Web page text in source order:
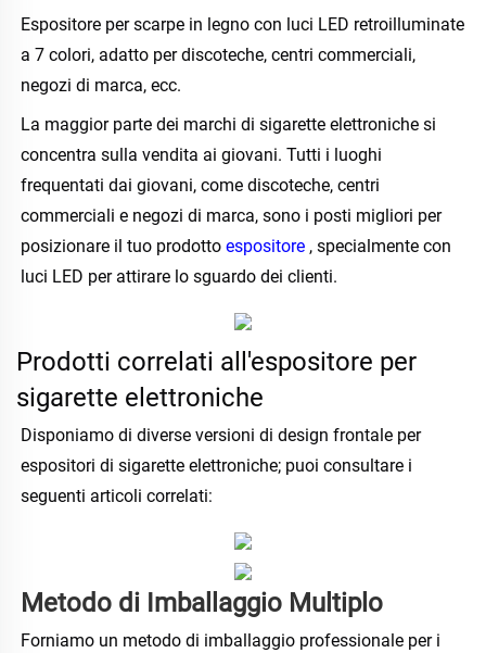
Espositore per scarpe in legno con luci LED retroilluminate
a 7 colori, adatto per discoteche, centri commerciali,
negozi di marca, ecc.
La maggior parte dei marchi di sigarette elettroniche si
concentra sulla vendita ai giovani. Tutti i luoghi
frequentati dai giovani, come discoteche, centri
commerciali e negozi di marca, sono i posti migliori per
posizionare il tuo prodotto espositore , specialmente con
luci LED per attirare lo sguardo dei clienti.
Prodotti correlati all'espositore per
sigarette elettroniche
Disponiamo di diverse versioni di design frontale per
espositori di sigarette elettroniche; puoi consultare i
seguenti articoli correlati:
Metodo di Imballaggio Multiplo
Forniamo un metodo di imballaggio professionale per i